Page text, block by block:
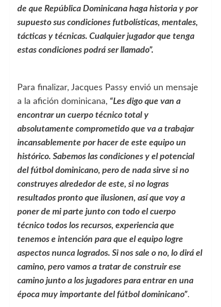
de que República Dominicana haga historia y por
supuesto sus condiciones futbolísticas, mentales,
tácticas y técnicas. Cualquier jugador que tenga
estas condiciones podrá ser llamado”.
Para finalizar, Jacques Passy envió un mensaje
a la afición dominicana, “Les digo que van a
encontrar un cuerpo técnico total y
absolutamente comprometido que va a trabajar
incansablemente por hacer de este equipo un
histórico. Sabemos las condiciones y el potencial
del fútbol dominicano, pero de nada sirve si no
construyes alrededor de este, si no logras
resultados pronto que ilusionen, así que voy a
poner de mi parte junto con todo el cuerpo
técnico todos los recursos, experiencia que
tenemos e intención para que el equipo logre
aspectos nunca logrados. Si nos sale o no, lo dirá el
camino, pero vamos a tratar de construir ese
camino junto a los jugadores para entrar en una
época muy importante del fútbol dominicano”.